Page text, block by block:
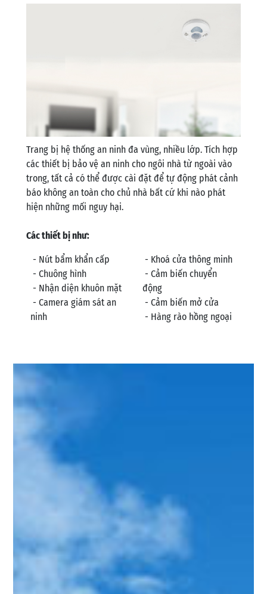
Trang bị hệ thống an ninh đa vùng, nhiều lớp. Tích hợp
các thiết bị bảo vệ an ninh cho ngôi nhà từ ngoài vào
trong, tất cả có thể được cài đặt để tự động phát cảnh
báo không an toàn cho chủ nhà bất cứ khi nào phát
hiện những mối nguy hại.
Các thiết bị như:
- Nút bẩm khẩn cấp
- Chuông hình
- Nhận diện khuôn mặt
- Camera giám sát an
ninh
- Khoá cửa thông minh
- Cảm biến chuyển
động
- Cảm biến mở cửa
- Hàng rào hồng ngoại